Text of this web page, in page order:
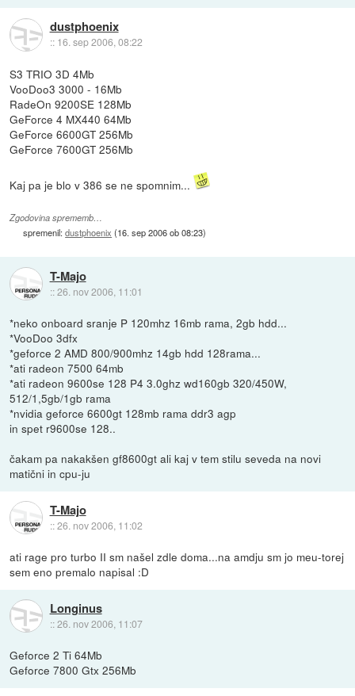
dustphoenix
:: 16. sep 2006, 08:22
S3 TRIO 3D 4Mb
VooDoo3 3000 - 16Mb
RadeOn 9200SE 128Mb
GeForce 4 MX440 64Mb
GeForce 6600GT 256Mb
GeForce 7600GT 256Mb
Kaj pa je blo v 386 se ne spomnim...
Zgodovina sprememb…
spremenil:dustphoenix (16. sep 2006 ob 08:23)
T-Majo
::26. nov 2006, 11:01
*neko onboard sranje P 120mhz 16mb rama, 2gb hdd...
*VooDoo 3dfx
*geforce 2 AMD 800/900mhz 14gb hdd 128rama...
*ati radeon 7500 64mb
*ati radeon 9600se 128 P4 3.0ghz wd160gb 320/450W,
512/1,5gb/1gb rama
*nvidia geforce 6600gt 128mb rama ddr3 agp
in spet r9600se 128..
čakam pa nakakšen gf8600gt ali kaj v tem stilu seveda na novi
matični in cpu-ju
T-Majo
::26. nov 2006, 11:02
ati rage pro turbo II sm našel zdle doma...na amdju sm jo meu-torej
sem eno premalo napisal :D
Longinus
::26. nov 2006, 11:07
Geforce 2 Ti 64Mb
Geforce 7800 Gtx 256Mb